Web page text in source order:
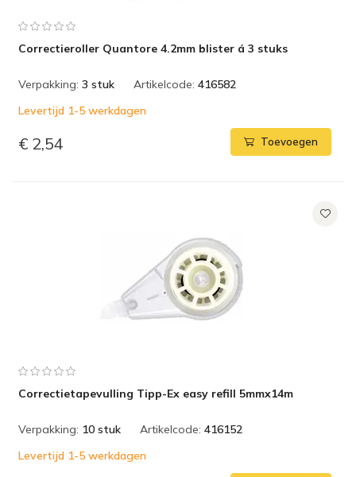
Correctieroller Quantore 4.2mm blister á 3 stuks
Verpakking: 3 stuk Artikelcode: 416582
Levertijd 1-5 werkdagen
€ 2,54 Toevoegen
Correctietapevulling Tipp-Ex easy refill 5mmx14m
Verpakking: 10 stuk Artikelcode: 416152
Levertijd 1-5 werkdagen